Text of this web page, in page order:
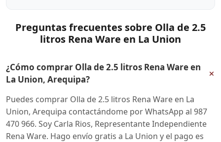
Preguntas frecuentes sobre Olla de 2.5
litros Rena Ware en La Union
¿Cómo comprar Olla de 2.5 litros Rena Ware en
La Union, Arequipa?
+
Puedes comprar Olla de 2.5 litros Rena Ware en La
Union, Arequipa contactándome por WhatsApp al 987
470 966. Soy Carla Rios, Representante Independiente
Rena Ware. Hago envío gratis a La Union y el pago es